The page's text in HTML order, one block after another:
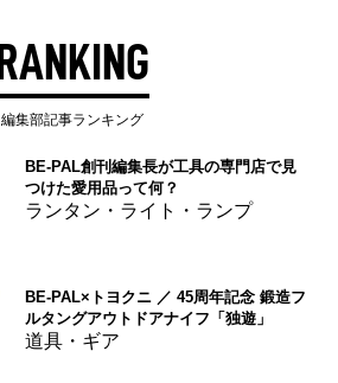
RANKING
編集部記事ランキング
BE-PAL創刊編集長が工具の専門店で見
つけた愛用品って何？
ランタン・ライト・ランプ
BE-PAL×トヨクニ ／ 45周年記念 鍛造フ
ルタングアウトドアナイフ「独遊」
道具・ギア